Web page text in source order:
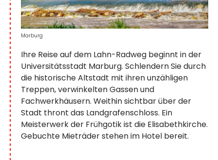
Ihre Reise auf dem Lahn-Radweg beginnt in der
Universitätsstadt Marburg. Schlendern Sie durch
die historische Altstadt mit ihren unzähligen
Treppen, verwinkelten Gassen und
Fachwerkhäusern. Weithin sichtbar über der
Stadt thront das Landgrafenschloss. Ein
Meisterwerk der Frühgotik ist die Elisabethkirche.
Gebuchte Mieträder stehen im Hotel bereit.
Marburg